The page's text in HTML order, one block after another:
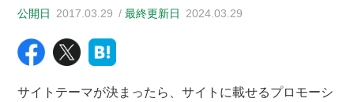
公開日 2017.03.29 最終更新日 2024.03.29
サイトテーマが決まったら、サイトに載せるプロモーシ